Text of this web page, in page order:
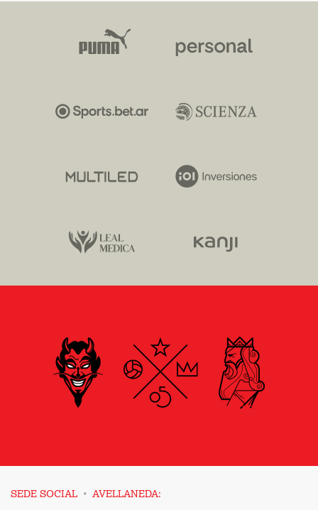
SEDE SOCIAL · AVELLANEDA: